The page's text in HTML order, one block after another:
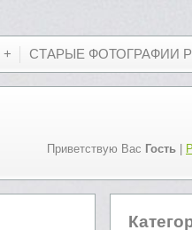
СТАРЫЕ ФОТОГРАФИИ
Приветствую Вас Гость